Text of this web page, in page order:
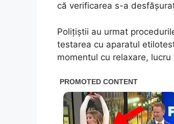
că verificarea s-a
Polițiștii au urmat
testarea cu aparatul
momentul cu relaxare,